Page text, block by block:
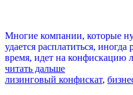
Многие компании, которые
удается расплатиться,
время, идет на конфискацию
читать дальше
лизинговый конфискат,